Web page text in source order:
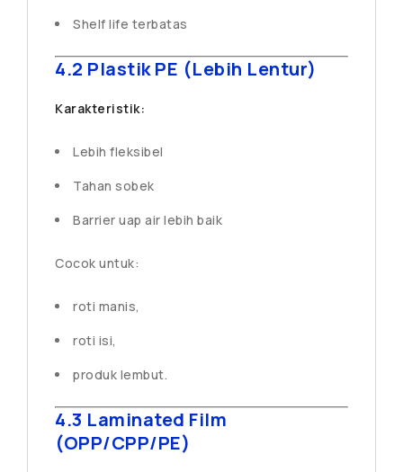
Shelf life terbatas
4.2 Plastik PE (Lebih Lentur)
Karakteristik:
Lebih fleksibel
Tahan sobek
Barrier uap air lebih baik
Cocok untuk:
roti manis,
roti isi,
produk lembut.
4.3 Laminated Film
(OPP/CPP/PE)